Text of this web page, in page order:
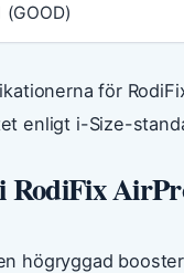
(GOOD)
för
enligt i-Size-
RodiFix
högryggad